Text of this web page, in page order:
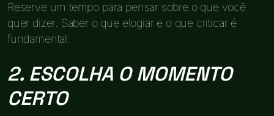
Reserve um tempo para pensar sobre o que você
quer dizer. Saber o que elogiar e o que criticar é
fundamental.
2. ESCOLHA O MOMENTO
CERTO